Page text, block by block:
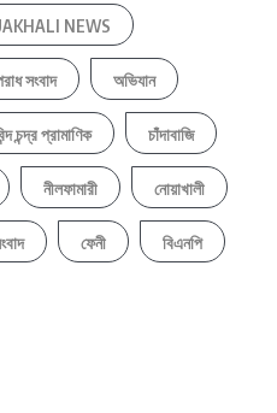
NEWS
সংবাদ অভিযান
চন্দ্র প্রামাণিক চাঁদাবাজি
নীলফামারী নোয়াখালী
ফেনী বিএনপি